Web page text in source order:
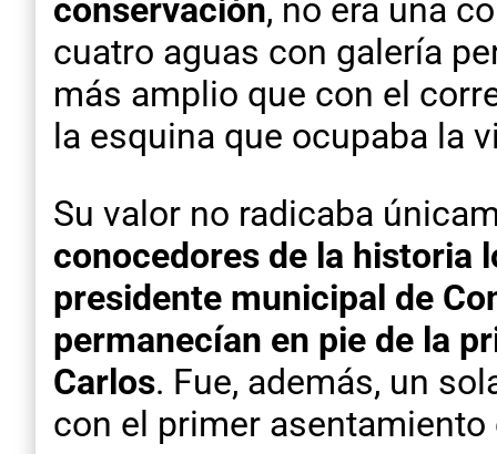
conservación, no era una
cuatro aguas con galería
más amplio que con el
la esquina que ocupaba la
Su valor no radicaba
conocedores de la historia
presidente municipal de
permanecían en pie de la
Carlos. Fue, además, un
con el primer